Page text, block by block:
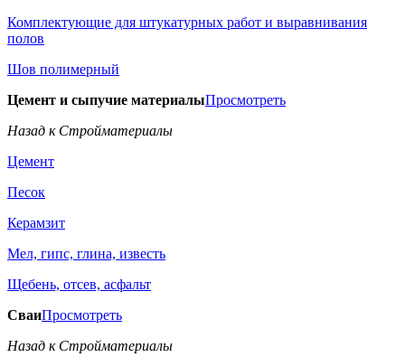
Комплектующие для штукатурных работ и выравнивания
полов
Шов полимерный
Цемент и сыпучие материалыПросмотреть
Назад к Стройматериалы
Цемент
Песок
Керамзит
Мел, гипс, глина, известь
Щебень, отсев, асфальт
СваиПросмотреть
Назад к Стройматериалы